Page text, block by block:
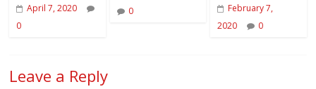
April 7, 2020
0
0
February 7,
2020
0
Leave a Reply